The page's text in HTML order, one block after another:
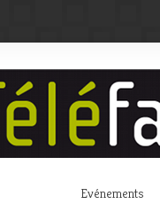
Evénements